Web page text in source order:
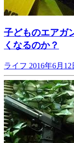
子どものエアガ
くなるのか？
ライフ 2016年6月12